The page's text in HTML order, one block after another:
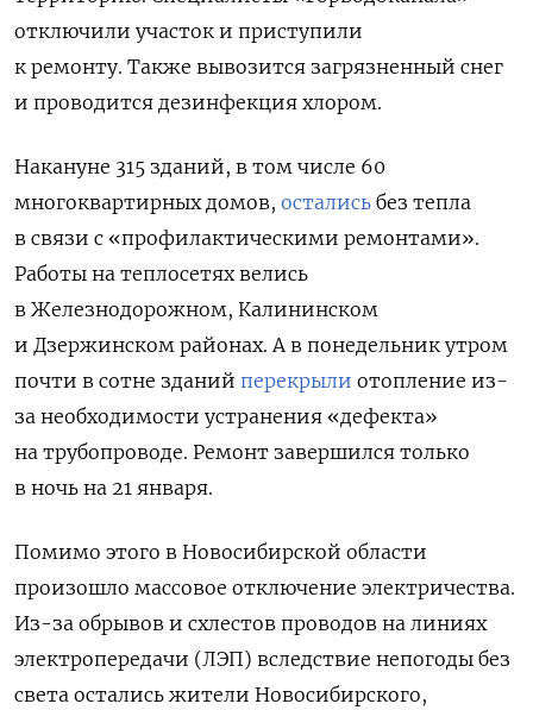
отключили участок и приступили
к ремонту. Также вывозится загрязненный снег
и проводится дезинфекция хлором.
Накануне 315 зданий, в том числе 60
многоквартирных домов, остались без тепла
в связи с «профилактическими ремонтами».
Работы на теплосетях велись
в Железнодорожном, Калининском
и Дзержинском районах. А в понедельник утром
почти в сотне зданий перекрыли отопление из-
за необходимости устранения «дефекта»
на трубопроводе. Ремонт завершился только
в ночь на 21 января.
Помимо этого в Новосибирской области
произошло массовое отключение электричества.
Из-за обрывов и схлестов проводов на линиях
электропередачи (ЛЭП) вследствие непогоды без
света остались жители Новосибирского,